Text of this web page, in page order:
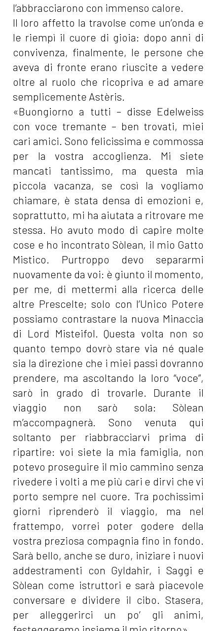
l’abbracciarono con immenso calore.
Il loro affetto la travolse come un’onda e
le riempì il cuore di gioia: dopo anni di
convivenza, finalmente, le persone che
aveva di fronte erano riuscite a vedere
oltre al ruolo che ricopriva e ad amare
semplicemente Astèris.
«Buongiorno a tutti – disse Edelweiss
con voce tremante – ben trovati, miei
cari amici. Sono felicissima e commossa
per la vostra accoglienza. Mi siete
mancati tantissimo, ma questa mia
piccola vacanza, se così la vogliamo
chiamare, è stata densa di emozioni e,
soprattutto, mi ha aiutata a ritrovare me
stessa. Ho avuto modo di capire molte
cose e ho incontrato Sòlean, il mio Gatto
Mistico. Purtroppo devo separarmi
nuovamente da voi: è giunto il momento,
per me, di mettermi alla ricerca delle
altre Prescelte; solo con l’Unico Potere
possiamo contrastare la nuova Minaccia
di Lord Misteifol. Questa volta non so
quanto tempo dovrò stare via né quale
sia la direzione che i miei passi dovranno
prendere, ma ascoltando la loro “voce”,
sarò in grado di trovarle. Durante il
viaggio non sarò sola: Sòlean
m’accompagnerà. Sono venuta qui
soltanto per riabbracciarvi prima di
ripartire: voi siete la mia famiglia, non
potevo proseguire il mio cammino senza
rivedere i volti a me più cari e dirvi che vi
porto sempre nel cuore. Tra pochissimi
giorni riprenderò il viaggio, ma nel
frattempo, vorrei poter godere della
vostra preziosa compagnia fino in fondo.
Sarà bello, anche se duro, iniziare i nuovi
addestramenti con Gyldahir, i Saggi e
Sòlean come istruttori e sarà piacevole
conversare e dividere il cibo. Stasera,
per alleggerirci un po’ gli animi,